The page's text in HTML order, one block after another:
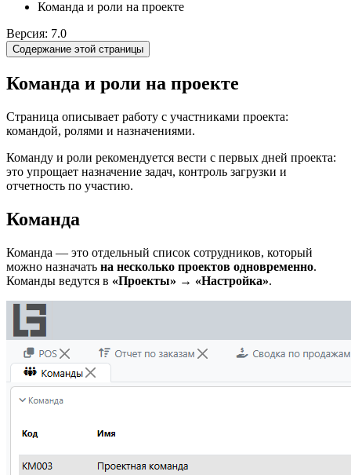
Команда и роли на проекте
Версия: 7.0
Содержание этой страницы
Команда и роли на проекте
Страница описывает работу с участниками проекта:
командой, ролями и назначениями.
Команду и роли рекомендуется вести с первых дней проекта:
это упрощает назначение задач, контроль загрузки и
отчетность по участию.
Команда
Команда — это отдельный список сотрудников, который
можно назначать на несколько проектов одновременно.
Команды ведутся в «Проекты» → «Настройка».